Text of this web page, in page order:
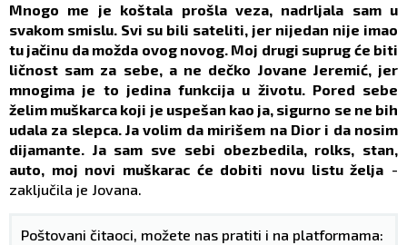
Mnogo me je koštala prošla veza, nadrljala sam u
svakom smislu. Svi su bili sateliti, jer nijedan nije imao
tu jačinu da možda ovog novog. Moj drugi suprug će biti
ličnost sam za sebe, a ne dečko Jovane Jeremić, jer
mnogima je to jedina funkcija u životu. Pored sebe
želim muškarca koji je uspešan kao ja, sigurno se ne bih
udala za slepca. Ja volim da mirišem na Dior i da nosim
dijamante. Ja sam sve sebi obezbedila, rolks, stan,
auto, moj novi muškarac će dobiti novu listu želja -
zaključila je Jovana.
Poštovani čitaoci, možete nas pratiti i na platformama: